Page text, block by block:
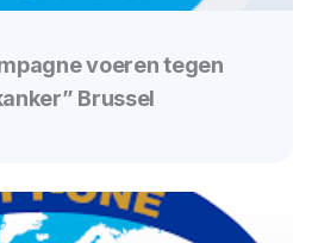
voeren tegen
Brussel